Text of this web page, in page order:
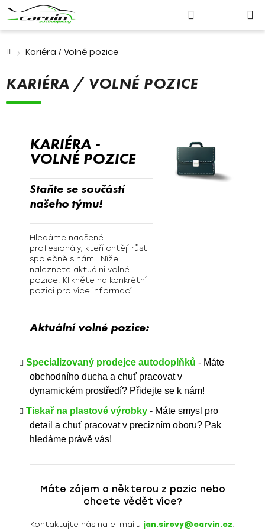
Přihlášení
košík
Kariéra / Volné pozice
KARIÉRA / VOLNÉ POZICE
KARIÉRA -
VOLNÉ POZICE
Staňte se součástí
našeho týmu!
Hledáme nadšené
profesionály, kteří chtějí růst
společně s námi. Níže
naleznete aktuální volné
pozice. Klikněte na konkrétní
pozici pro více informací.
Aktuální volné pozice:
Specializovaný prodejce autodoplňků - Máte
obchodního ducha a chuť pracovat v
dynamickém prostředí? Přidejte se k nám!
Tiskař na plastové výrobky - Máte smysl pro
detail a chuť pracovat v precizním oboru? Pak
hledáme právě vás!
Máte zájem o některou z pozic nebo
chcete vědět více?
Kontaktujte nás na e-mailu jan.sirovy@carvin.cz.